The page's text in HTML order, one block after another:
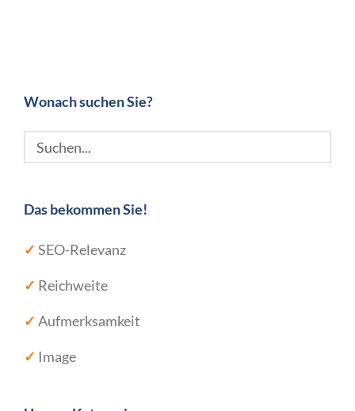
Wonach suchen Sie?
Das bekommen Sie!
✓ SEO-Relevanz
✓ Reichweite
✓ Aufmerksamkeit
✓ Image